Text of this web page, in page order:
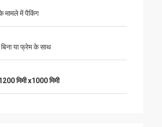
मामले में पैकिंग
या फ्रेम के साथ
मिमी x1000 मिमी